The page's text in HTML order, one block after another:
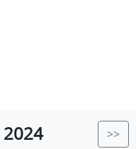
2024 >>